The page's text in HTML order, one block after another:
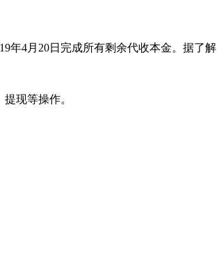
4月20日完成所有剩余代收本金。据了解
现等操作。